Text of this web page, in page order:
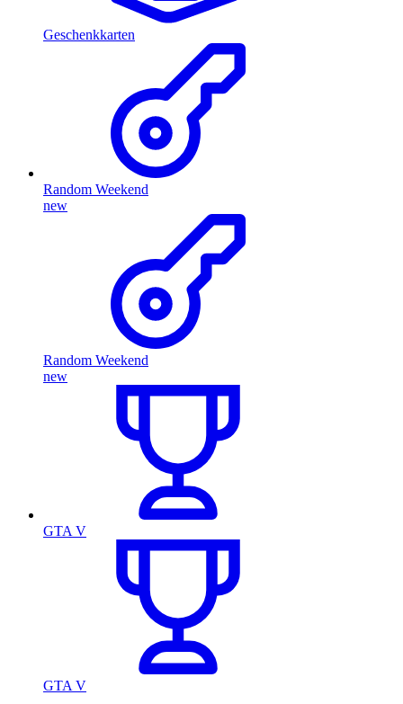
Geschenkkarten
Random Weekend
new
Random Weekend
new
GTA V
GTA V